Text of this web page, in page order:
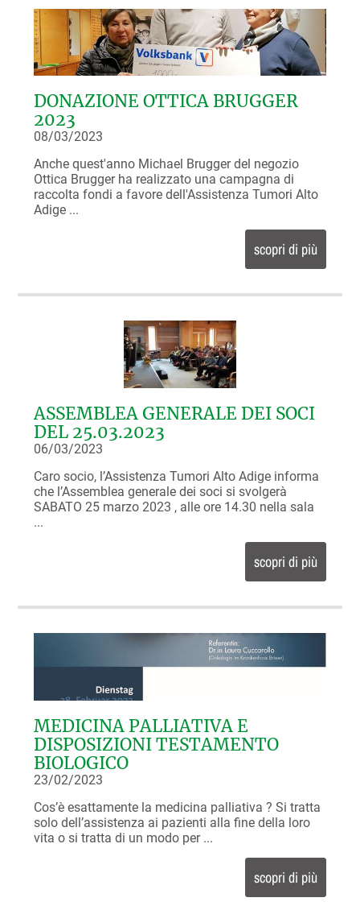
DONAZIONE OTTICA BRUGGER
2023
08/03/2023
Anche quest'anno Michael Brugger del negozio
Ottica Brugger ha realizzato una campagna di
raccolta fondi a favore dell'Assistenza Tumori Alto
Adige ...
scopri di più
ASSEMBLEA GENERALE DEI SOCI
DEL 25.03.2023
06/03/2023
Caro socio, l’Assistenza Tumori Alto Adige informa
che l’Assemblea generale dei soci si svolgerà
SABATO 25 marzo 2023 , alle ore 14.30 nella sala
...
scopri di più
MEDICINA PALLIATIVA E
DISPOSIZIONI TESTAMENTO
BIOLOGICO
23/02/2023
Cos’è esattamente la medicina palliativa ? Si tratta
solo dell’assi­stenza ai pazienti alla fine della loro
vita o si tratta di un modo per ...
scopri di più